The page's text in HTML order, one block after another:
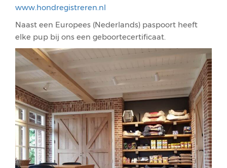
www.hondregistreren.nl
Naast een Europees (Nederlands) paspoort heeft
elke pup bij ons een geboortecertificaat.